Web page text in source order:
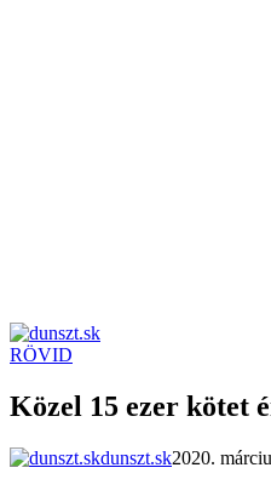
RÖVID
Közel 15 ezer kötet
dunszt.sk2020.